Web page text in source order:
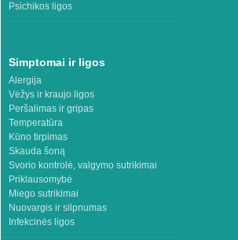
Psichikos ligos
Simptomai ir ligos
Alergija
Vėžys ir kraujo ligos
Peršalimas ir gripas
Temperatūra
Kūno tirpimas
Skauda šoną
Svorio kontrolė, valgymo sutrikimai
Priklausomybė
Miego sutrikimai
Nuovargis ir silpnumas
Infekcinės ligos